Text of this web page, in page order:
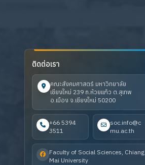
ติดต่อเรา
คณะสังคมศาสตร์ มหาวิทยาลัย
เชียงใหม่ 239 ถ.ห้วยแก้ว ต.สุเทพ
อ.เมือง จ.เชียงใหม่ 50200
+66 5394
3511
soc.info@c
mu.ac.th
Faculty of Social Sciences, Chiang
Mai University